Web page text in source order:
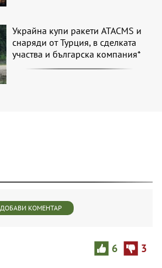
Украйна купи ракети ATACMS и
снаряди от Турция, в сделката
участва и българска компания*
ДОБАВИ КОМЕНТАР
6 3